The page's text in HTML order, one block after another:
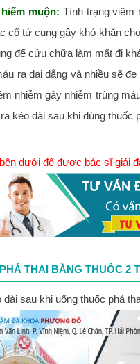
muộn: Tình trạng viêm
cổ tử cung gây khó khăn
để cứu chữa làm mất đi
ra dai dẳng và nhiều sẽ
nhiễm gây nhiễm trùng
kéo dài sau khi dùng thuốc
dưới để được bác sĩ giải
PHÁ THAI BẰNG THUỐC 2
sau khi uống thuốc phá